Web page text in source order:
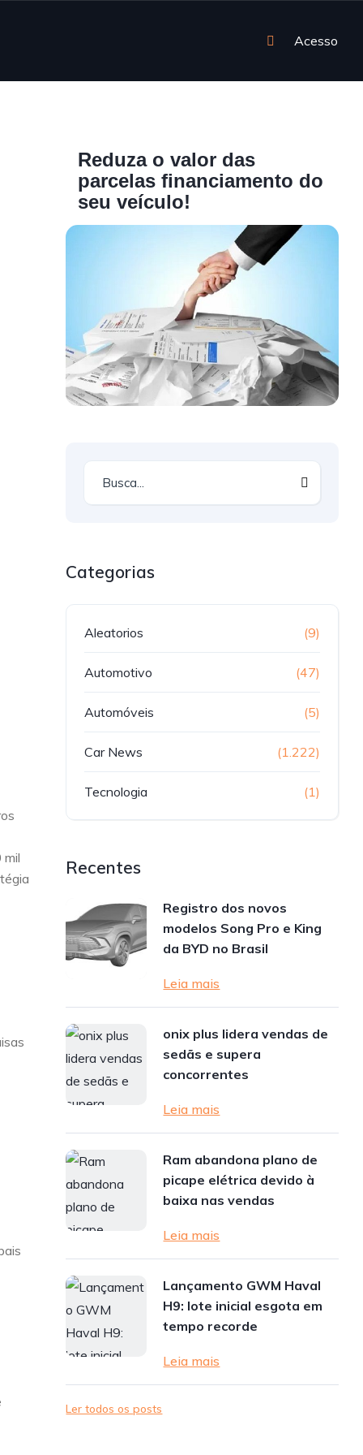
Acesso
Reduza o valor das
parcelas financiamento do
seu veículo!
Categorias
Aleatorios (9)
Automotivo (47)
Automóveis (5)
Car News (1.222)
Tecnologia (1)
Recentes
Registro dos novos
modelos Song Pro e King
da BYD no Brasil
Leia mais
onix plus lidera vendas de
sedãs e supera
concorrentes
Leia mais
Ram abandona plano de
picape elétrica devido à
baixa nas vendas
Leia mais
Lançamento GWM Haval
H9: lote inicial esgota em
tempo recorde
Leia mais
Ler todos os posts